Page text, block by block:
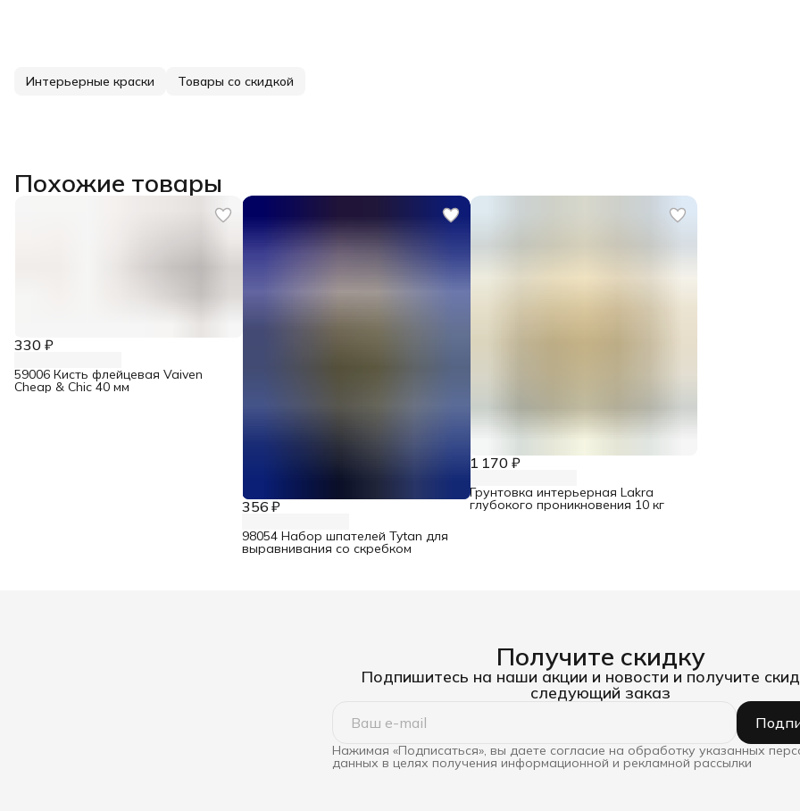
Интерьерные краски Товары со скидкой
Похожие товары
330 ₽
59006 Кисть флейцевая Vaiven
Cheap & Chic 40 мм
356 ₽
98054 Набор шпателей Tytan для
выравнивания со скребком
1 170 ₽
Грунтовка интерьерная Lakra
глубокого проникновения 10 кг
Получите скидку
Подпишитесь на наши акции и новости и получите
следующий заказ
Нажимая «Подписаться», вы даете согласие на обработку указанных
данных в целях получения информационной и рекламной рассылки